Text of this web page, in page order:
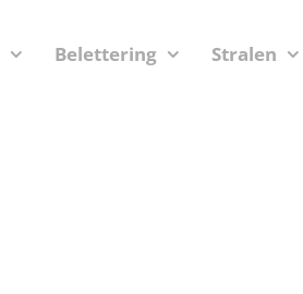
Belettering Stralen